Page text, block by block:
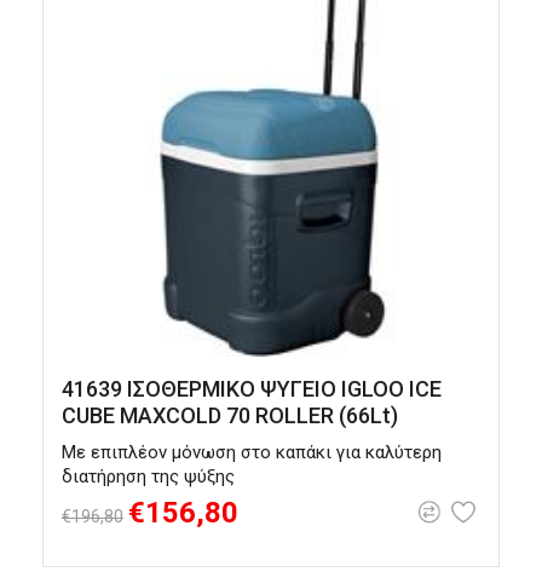
41639 ΙΣΟΘΕΡΜΙΚΟ ΨΥΓΕΙΟ IGLOO ICE
CUBE MAXCOLD 70 ROLLER (66Lt)
Με επιπλέον μόνωση στο καπάκι για καλύτερη
διατήρηση της ψύξης
€196,80 €156,80